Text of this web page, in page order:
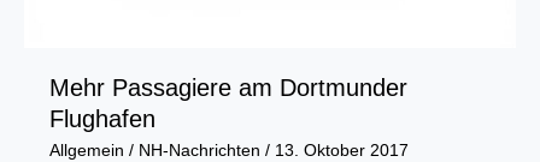
Mehr Passagiere am Dortmunder
Flughafen
Allgemein / NH-Nachrichten / 13. Oktober 2017